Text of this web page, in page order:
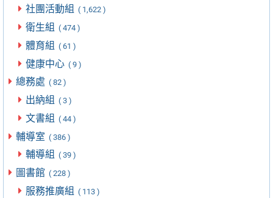
社團活動組 ( 1,622 )
衛生組 ( 474 )
體育組 ( 61 )
健康中心 ( 9 )
總務處 ( 82 )
出納組 ( 3 )
文書組 ( 44 )
輔導室 ( 386 )
輔導組 ( 39 )
圖書館 ( 228 )
服務推廣組 ( 113 )